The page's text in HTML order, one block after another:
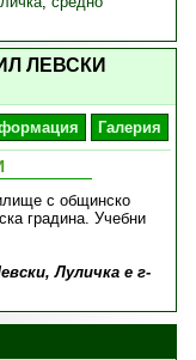
ЛЕВСКИ
Галерия
с общинско
градина. Учебни
Луличка е г-